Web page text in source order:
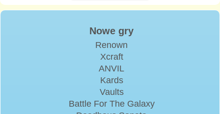
Nowe gry
Renown
Xcraft
ANVIL
Kards
Vaults
Battle For The Galaxy